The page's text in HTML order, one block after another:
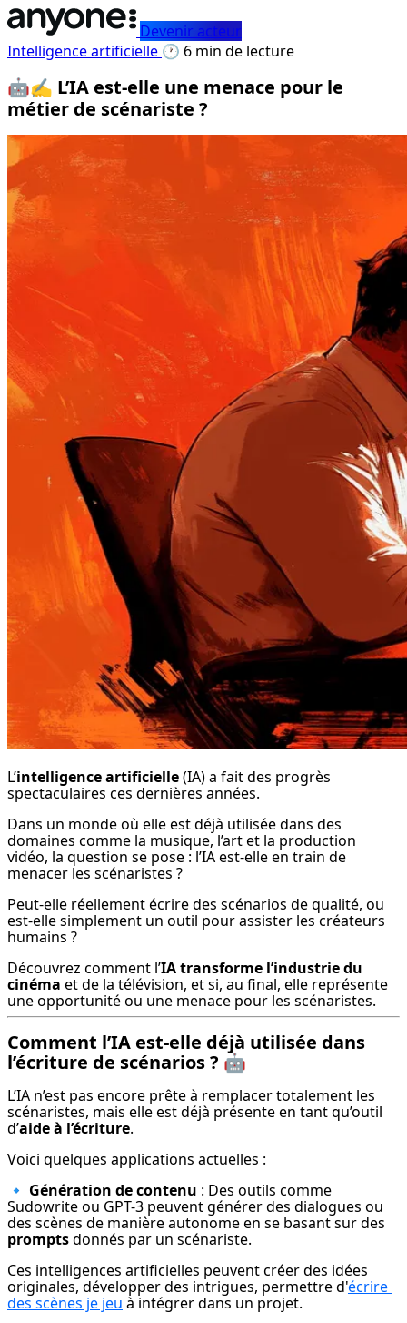
Devenir acteur
Intelligence artificielle 🕐 6 min de lecture
🤖✍️ L’IA est-elle une menace pour le
métier de scénariste ?
L’intelligence artificielle (IA) a fait des progrès
spectaculaires ces dernières années.
Dans un monde où elle est déjà utilisée dans des
domaines comme la musique, l’art et la production
vidéo, la question se pose : l’IA est-elle en train de
menacer les scénaristes ?
Peut-elle réellement écrire des scénarios de qualité, ou
est-elle simplement un outil pour assister les créateurs
humains ?
Découvrez comment l’IA transforme l’industrie du
cinéma et de la télévision, et si, au final, elle représente
une opportunité ou une menace pour les scénaristes.
Comment l’IA est-elle déjà utilisée dans
l’écriture de scénarios ? 🤖
L’IA n’est pas encore prête à remplacer totalement les
scénaristes, mais elle est déjà présente en tant qu’outil
d’aide à l’écriture.
Voici quelques applications actuelles :
🔹 Génération de contenu : Des outils comme
Sudowrite ou GPT-3 peuvent générer des dialogues ou
prompts donnés par un scénariste.
Ces intelligences artificielles peuvent créer des idées
originales, développer des intrigues, permettre d'écrire
des scènes je jeu à intégrer dans un projet.